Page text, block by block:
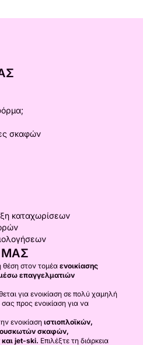
σκαφών
καταχωρίσεων
ΜΑΣ
θέση στον τομέα ενοικίασης
επαγγελματιών
για ενοικίαση σε πολύ χαμηλή
προς ενοικίαση για να
ενοικίαση ιστιοπλοϊκών,
σκαφών,
jet-ski. Επιλέξτε τη διάρκεια